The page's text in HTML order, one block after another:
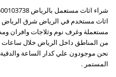
اثاث مستخدم في الرياض شرق الرياض
مستعملة وغرف نوم وثلاجات وافران
من المناطق داخل الرياض خلال
نحن موجودون علي كدار الساعة
المستمر .